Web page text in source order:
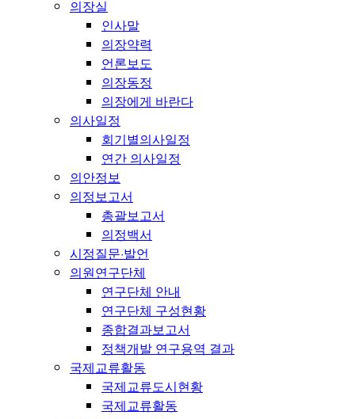
의장실
인사말
의장약력
언론보도
의장동정
의장에게 바란다
의사일정
회기별의사일정
연간 의사일정
의안정보
의정보고서
총괄보고서
의정백서
시정질문·발언
의원연구단체
연구단체 안내
연구단체 구성현황
종합결과보고서
정책개발 연구용역 결과
국제교류활동
국제교류도시현황
국제교류활동